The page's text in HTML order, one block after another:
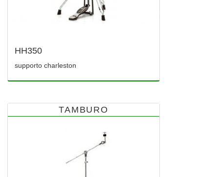
HH350
supporto charleston
TAMBURO